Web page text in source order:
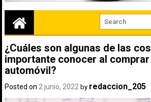
¿Cuáles son algunas de las
importante conocer al comprar
automóvil?
Posted on 2 junio, 2022 by redaccion_205